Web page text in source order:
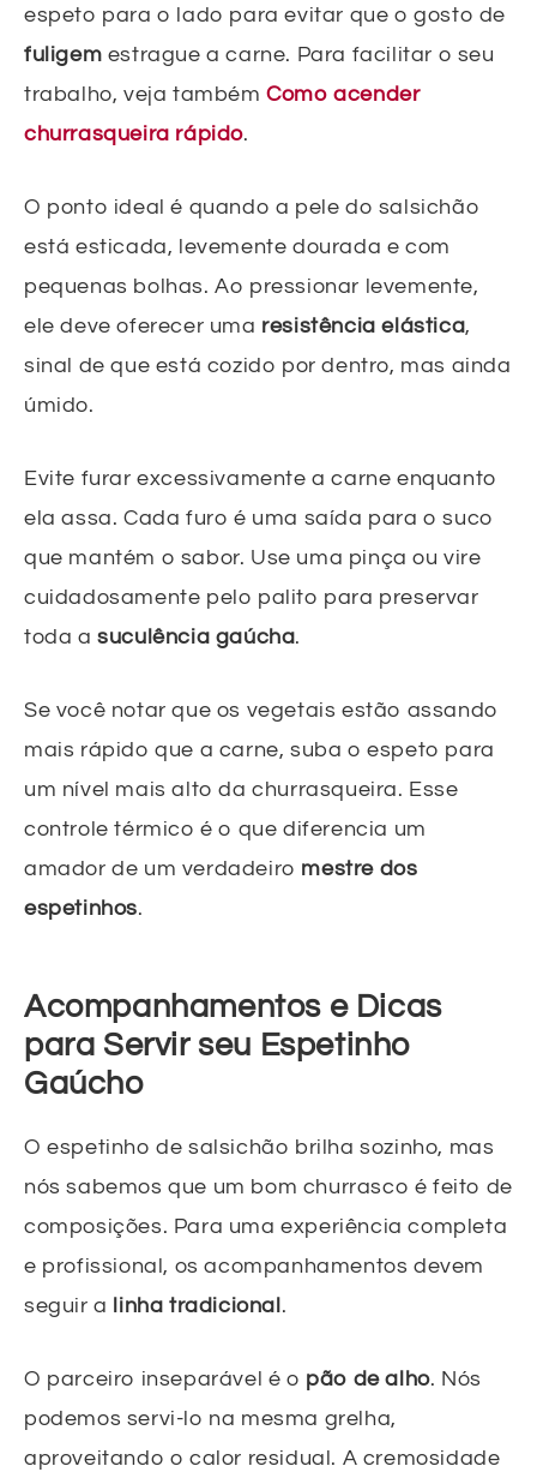
espeto para o lado para evitar que o gosto de
fuligem estrague a carne. Para facilitar o seu
trabalho, veja tambémComo acender
churrasqueira rápido.
O ponto ideal é quando a pele do salsichão
está esticada, levemente dourada e com
pequenas bolhas. Ao pressionar levemente,
ele deve oferecer uma resistência elástica,
sinal de que está cozido por dentro, mas ainda
úmido.
Evite furar excessivamente a carne enquanto
ela assa. Cada furo é uma saída para o suco
que mantém o sabor. Use uma pinça ou vire
cuidadosamente pelo palito para preservar
toda asuculência gaúcha.
Se você notar que os vegetais estão assando
mais rápido que a carne, suba o espeto para
um nível mais alto da churrasqueira. Esse
controle térmico é o que diferencia um
amador de um verdadeiro mestre dos
espetinhos.
Acompanhamentos e Dicas
para Servir seu Espetinho
Gaúcho
O espetinho de salsichão brilha sozinho, mas
nós sabemos que um bom churrasco é feito de
composições. Para uma experiência completa
e profissional, os acompanhamentos devem
seguir a
linha tradicional .
O parceiro inseparável é o pão de alho. Nós
podemos servi-lo na mesma grelha,
aproveitando o calor residual. A cremosidade